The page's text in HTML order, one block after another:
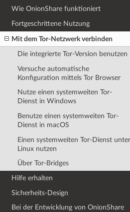
Wie OnionShare funktioniert
Fortgeschrittene Nutzung
Mit dem Tor-Netzwerk verbinden
Die integrierte Tor-Version benutzen
Versuche automatische
Konfiguration mittels Tor Browser
Nutze einen systemweiten Tor-
Dienst in Windows
Benutze einen systemweiten Tor-
Dienst in macOS
Einen systemweiten Tor-Dienst unter
Linux nutzen
Über Tor-Bridges
Hilfe erhalten
Sicherheits-Design
Bei der Entwicklung von OnionShare